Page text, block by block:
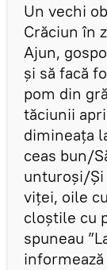
Un vechi
Crăciun în
Ajun,
și să facă
pom din
tăciunii
dimineața
ceas bun/
unturoși/Și
viței, oile
cloștile cu
spuneau
informează